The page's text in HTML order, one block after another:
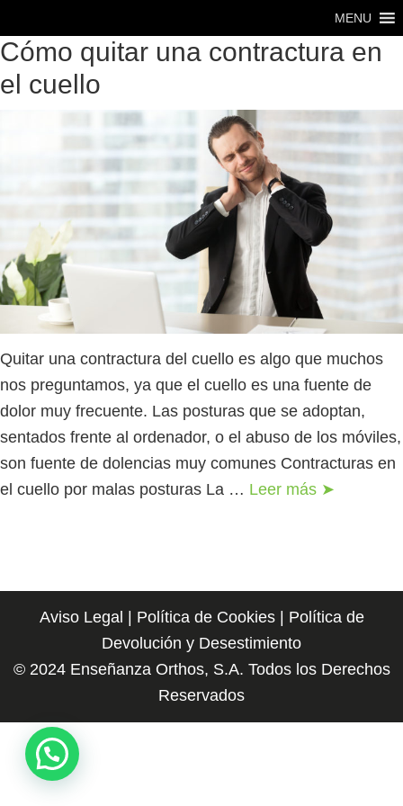
al
contenido
principal
al
pie
de
MENU
Cómo quitar una contractura en
el cuello
Quitar una contractura del cuello es algo que muchos
nos preguntamos, ya que el cuello es una fuente de
dolor muy frecuente. Las posturas que se adoptan,
sentados frente al ordenador, o el abuso de los móviles,
son fuente de dolencias muy comunes Contracturas en
el cuello por malas posturas La … Leer más ➤
Aviso Legal | Política de Cookies| Política de
Devolución y Desestimiento
© 2024 Enseñanza Orthos, S.A. Todos los Derechos
Reservados